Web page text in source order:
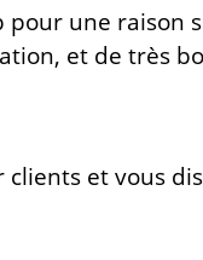
pour une raison
et de très
et vous